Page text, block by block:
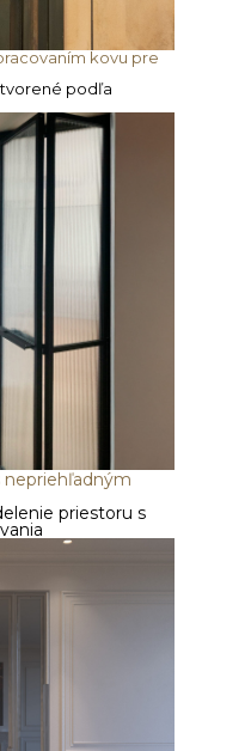
podľa
kovu pre
priestoru s
nepriehľadným